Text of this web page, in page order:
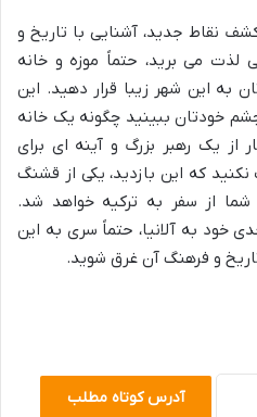
نقاط جدید، آشنایی با تاریخ و
می برید، حتماً موزه و خانه
به این شهر زیبا قرار دهید. این
خودتان ببینید چگونه یک خانه
از یک رهبر بزرگ و آینه ای برای
که این بازدید، یکی از قشنگ
شما از سفر به ترکیه خواهد شد.
خود به آلانیا، حتماً سری به این
و فرهنگ آن غرق شوید.
آدرس کوتاه مطلب